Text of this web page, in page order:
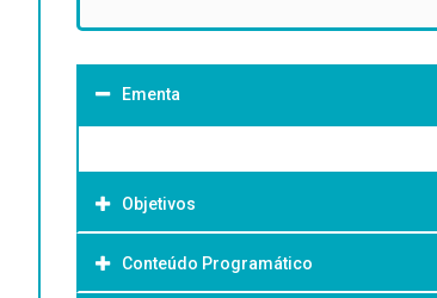
Ementa
Objetivos
Objetivo Geral:
Conteúdo Programático